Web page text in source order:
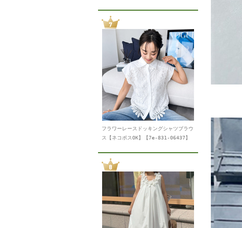
フラワーレースドッキングシャツブラウ
ス【ネコポスOK】【7e-831-06437】